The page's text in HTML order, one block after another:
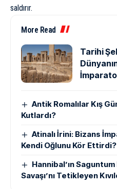
saldırır.
More Read
Tarihi
Antik Romalılar Kış
Kutlardı?
Atinalı İrini: Bizans
Kendi Oğlunu Kör Ettirdi?
Hannibal’ın
Savaşı’nı Tetikleyen